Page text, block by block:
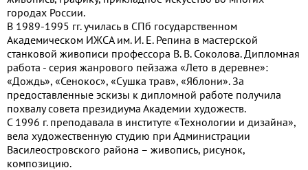
городах России.
В 1989-1995 гг. училась в СПб государственном
Академическом ИЖСА им. И. Е. Репина в мастерской
станковой живописи профессора В. В. Соколова. Дипломная
работа - серия жанрового пейзажа «Лето в деревне»:
«Дождь», «Сенокос», «Сушка трав», «Яблони». За
предоставленные эскизы к дипломной работе получила
похвалу совета президиума Академии художеств.
С 1996 г. преподавала в институте «Технологии и дизайна»,
вела художественную студию при Администрации
Василеостровского района – живопись, рисунок,
композицию.